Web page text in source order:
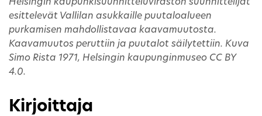
Helsingin kaupunkisuunnitteluviraston suunnittelijat
esittelevät Vallilan asukkaille puutaloalueen
purkamisen mahdollistavaa kaavamuutosta.
Kaavamuutos peruttiin ja puutalot säilytettiin. Kuva
Simo Rista 1971, Helsingin kaupunginmuseo CC BY
4.0.
Kirjoittaja